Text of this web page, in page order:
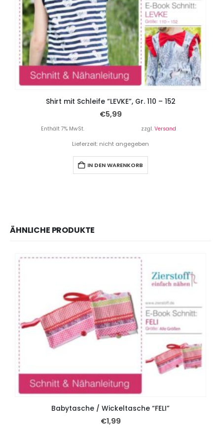
Shirt mit Schleife “LEVKE”, Gr. 110 – 152
€5,99
Enthält 7% MwSt. zzgl. Versand
Lieferzeit: nicht angegeben
IN DEN WARENKORB
ÄHNLICHE PRODUKTE
Babytasche / Wickeltasche “FELI”
€1,99